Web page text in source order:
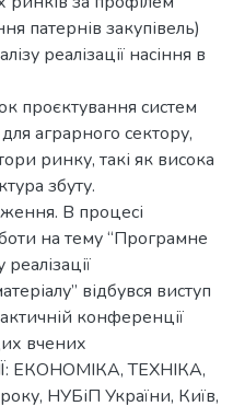
патернів закупівель)
реалізації насіння в
проєктування систем
аграрного сектору,
ринку, такі як висока
збуту.
В процесі
на тему “Програмне
відбувся виступ
конференції
вчених
ЕКОНОМІКА, ТЕХНІКА,
НУБіП України, Київ,